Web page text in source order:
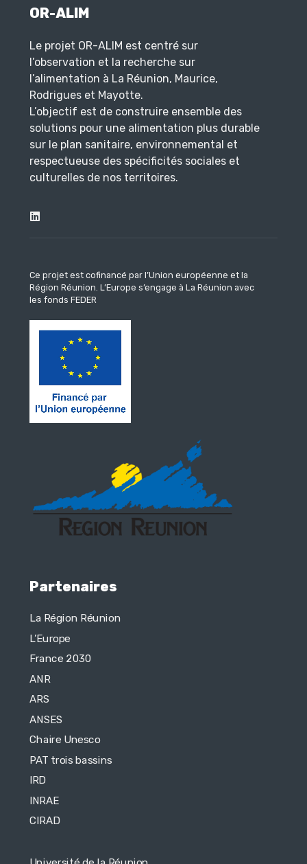
OR-ALIM
Le projet OR-ALIM est centré sur
l’observation et la recherche sur
l’alimentation à La Réunion, Maurice,
Rodrigues et Mayotte.
L’objectif est de construire ensemble des
solutions pour une alimentation plus durable
sur le plan sanitaire, environnemental et
respectueuse des spécificités sociales et
culturelles de nos territoires.
Ce projet est cofinancé par l’Union européenne et la
Région Réunion. L’Europe s’engage à La Réunion avec
les fonds FEDER
Partenaires
La Région Réunion
L’Europe
France 2030
ANR
ARS
ANSES
Chaire Unesco
PAT trois bassins
IRD
INRAE
CIRAD